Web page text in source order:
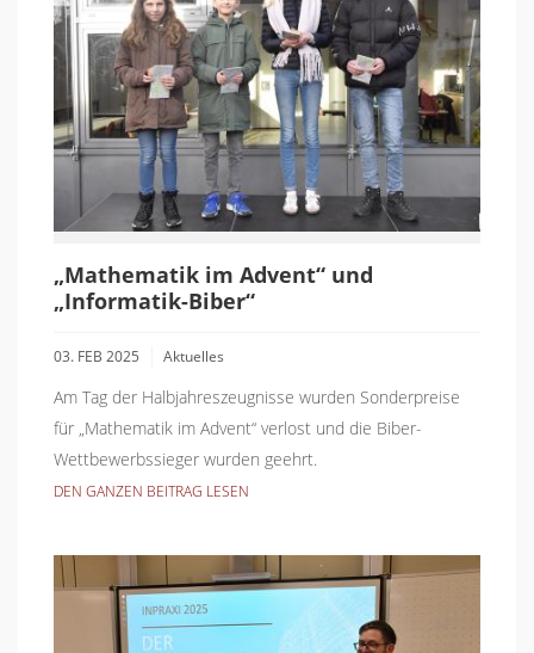
„Mathematik im Advent“ und
„Informatik-Biber“
03. FEB 2025 Aktuelles
Am Tag der Halbjahreszeugnisse wurden Sonderpreise
für „Mathematik im Advent“ verlost und die Biber-
Wettbewerbssieger wurden geehrt.
DEN GANZEN BEITRAG LESEN